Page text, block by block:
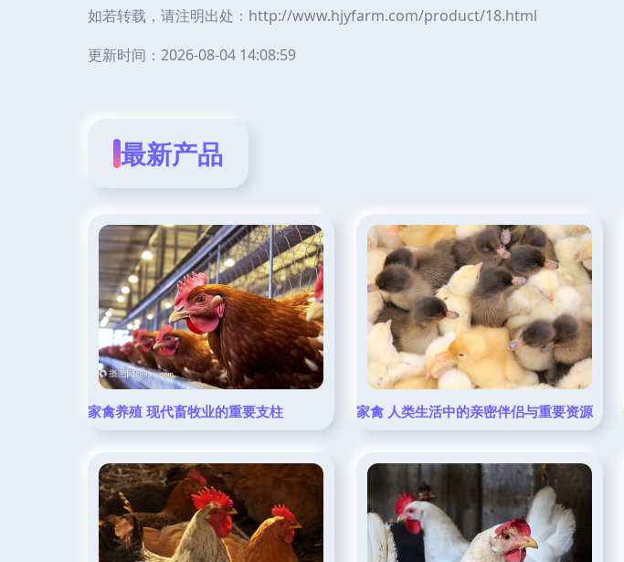
如若转载，请注明出处：http://www.hjyfarm.com/product/18.html
更新时间：2026-08-04 14:08:59
最新产品
家禽养殖 现代畜牧业的重要支柱 家禽 人类生活中的亲密伴侣与重要资源